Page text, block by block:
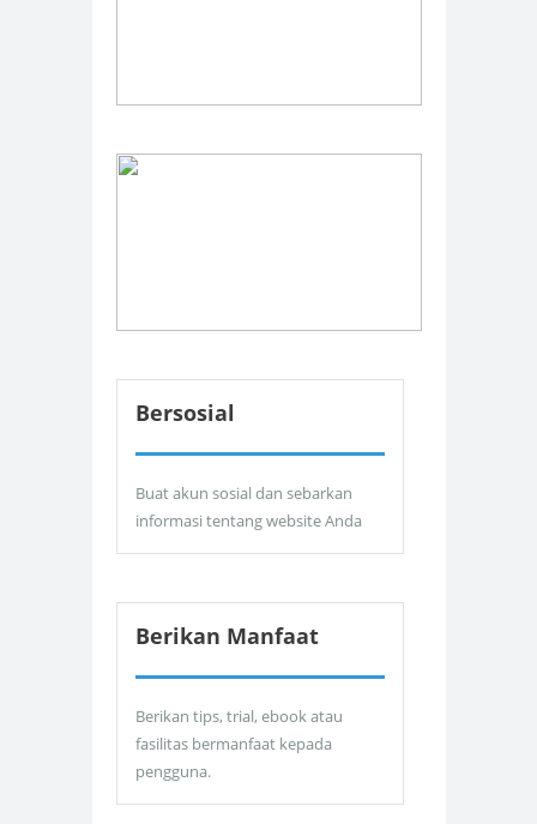
Bersosial
Buat akun sosial dan sebarkan
informasi tentang website Anda
Berikan Manfaat
Berikan tips, trial, ebook atau
fasilitas bermanfaat kepada
pengguna.